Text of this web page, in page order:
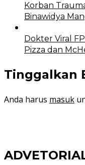
Korban
Binawidya
Dokter Viral
Pizza dan
Tinggalkan
Anda harus masuk